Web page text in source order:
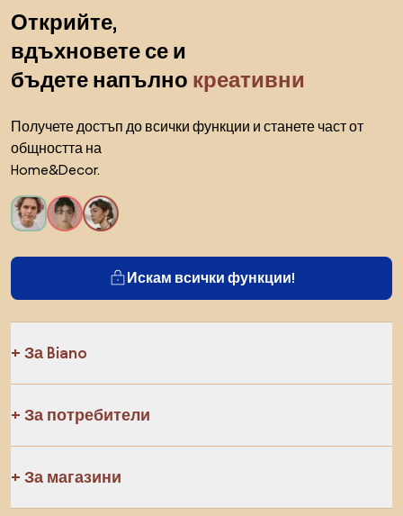
Открийте,
вдъхновете се и
бъдете напълно креативни
Получете достъп до всички функции и станете част от
общността на
Home&Decor.
Искам всички функции!
За Biano
За потребители
За магазини